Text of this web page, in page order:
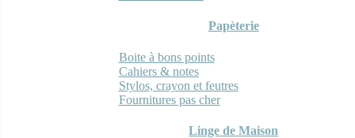
Papèterie
Boite à bons points
Cahiers & notes
Stylos, crayon et feutres
Fournitures pas cher
Linge de Maison